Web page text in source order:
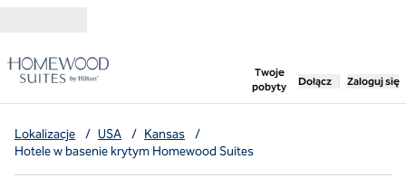
Twoje
pobyty
,otwiera nową
Dołącz Zaloguj się
Lokalizacje / USA / Kansas
/
Hotele w basenie krytym Homewood Suites